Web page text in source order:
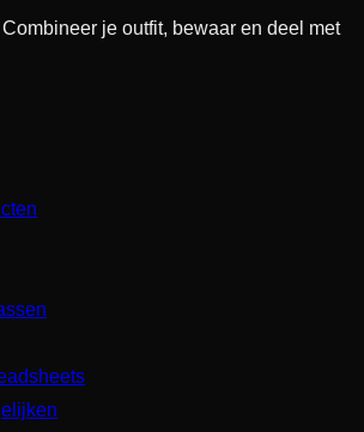
je outfit, bewaar en deel met